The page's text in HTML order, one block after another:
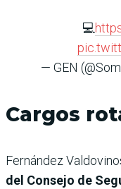
💻
— GEN
Cargos
Fernández
del Consejo de